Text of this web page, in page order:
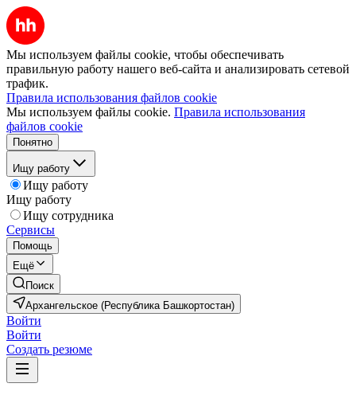
Мы используем файлы cookie, чтобы обеспечивать
правильную работу нашего веб-сайта и анализировать сетевой
трафик.
Правила использования файлов cookie
Мы используем файлы cookie. Правила использования
файлов cookie
Понятно
Ищу работу
Ищу работу
Ищу работу
Ищу сотрудника
Сервисы
Помощь
Ещё
Поиск
Архангельское (Республика Башкортостан)
Войти
Войти
Создать резюме